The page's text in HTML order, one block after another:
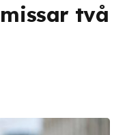
två